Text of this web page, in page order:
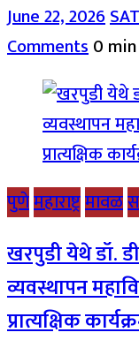
June 22, 2026
Comments0
पुणेमहाराष्ट्रमावळ
खरपुडी येथे डॉ.
व्यवस्थापन
प्रात्यक्षिक